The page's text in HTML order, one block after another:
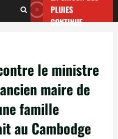
PLUIES
CONTINUE
le ministre
maire de
famille
au Cambodge